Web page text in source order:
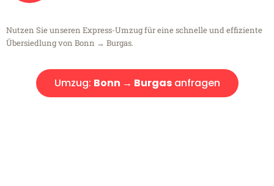
Nutzen Sie unseren Express-Umzug für eine schnelle und effiziente
Übersiedlung von Bonn → Burgas.
Umzug: Bonn → Burgasanfragen